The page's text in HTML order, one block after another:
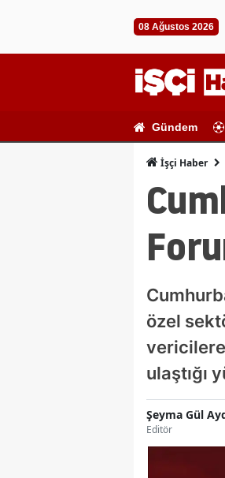
08 Ağustos 2026
Gündem
İşçi Haber
özel
ulaştığı
Şeyma Gül
Editör